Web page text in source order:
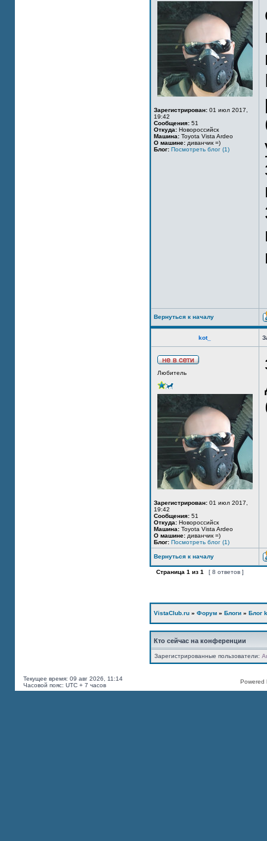
Зарегистрирован: 01 июл 2017,
19:42
Сообщения: 51
Откуда: Новороссийск
Машина: Toyota Vista Ardeo
О машине: диванчик =)
Блог: Посмотреть блог (1)
Вернуться к началу
kot_
Любитель
Зарегистрирован: 01 июл 2017,
19:42
Сообщения: 51
Откуда: Новороссийск
Машина: Toyota Vista Ardeo
О машине: диванчик =)
Блог: Посмотреть блог (1)
Вернуться к началу
Страница 1 из 1 [ 8 ответов ]
VistaClub.ru » Форум » Блоги » Блог
Кто сейчас на конференции
Зарегистрированные пользователи:
Текущее время: 09 авг 2026, 11:14
Часовой пояс: UTC + 7 часов
Powered